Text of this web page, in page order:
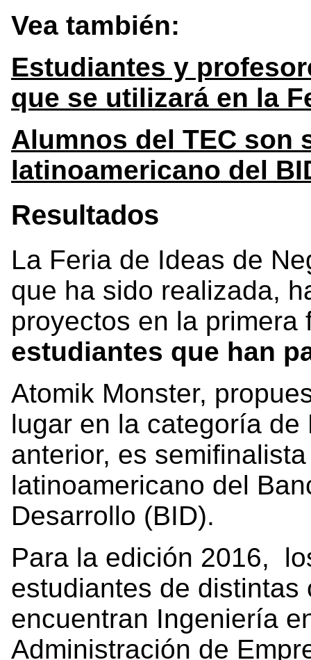
Vea también:
Estudiantes y
que se utilizará en la
Alumnos del TEC son
latinoamericano del
Resultados
La Feria de Ideas de
que ha sido realizada,
proyectos en la
estudiantes que han
Atomik Monster,
lugar en la categoría
anterior, es
latinoamericano del
Desarrollo (BID).
Para la edición 2016,
estudiantes de
encuentran Ingeniería
Administración de